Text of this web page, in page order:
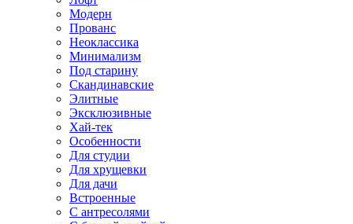
Модерн
Прованс
Неоклассика
Минимализм
Под старину
Скандинавские
Элитные
Эксклюзивные
Хай-тек
Особенности
Для студии
Для хрущевки
Для дачи
Встроенные
С антресолями